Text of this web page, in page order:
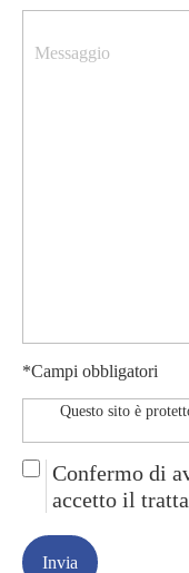
*Campi obbligatori
Questo sito è
Confermo di
accetto il